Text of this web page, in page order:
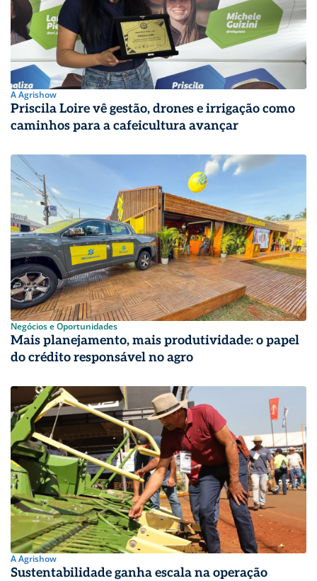
A Agrishow
Priscila Loire vê gestão, drones e irrigação como
caminhos para a cafeicultura avançar
Negócios e Oportunidades
Mais planejamento, mais produtividade: o papel
do crédito responsável no agro
A Agrishow
Sustentabilidade ganha escala na operação